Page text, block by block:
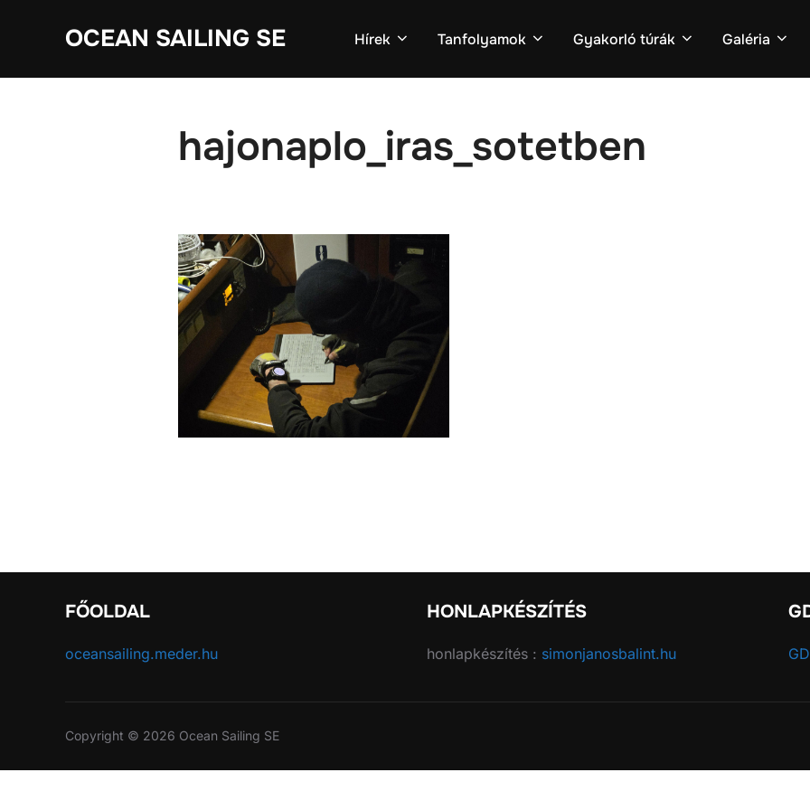
OCEAN SAILING SE Hírek Tanfolyamok Gyakorló túrák Galéria
hajonaplo_iras_sotetben
FŐOLDAL
oceansailing.meder.hu
HONLAPKÉSZÍTÉS
honlapkészítés : simonjanosbalint.hu
Copyright © 2026 Ocean Sailing SE